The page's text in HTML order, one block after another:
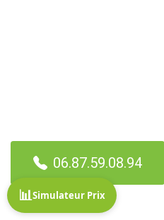
06.87.59.08.94
✓ Estimation sur place
📊Simulateur Prix